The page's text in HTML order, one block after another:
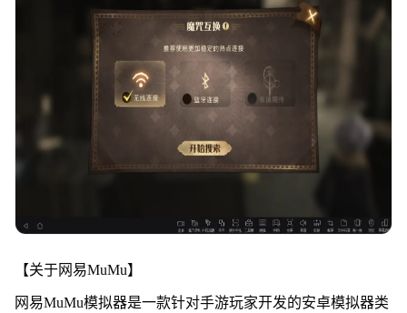
【关于网易MuMu】
网易MuMu模拟器是一款针对手游玩家开发的安卓模拟器类